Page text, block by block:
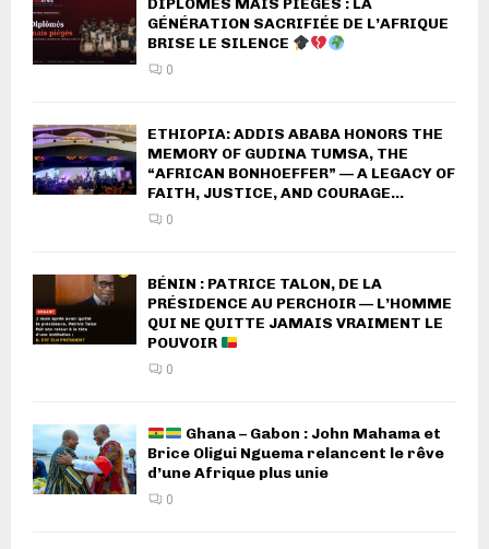
DIPLÔMÉS MAIS PIÉGÉS : LA
GÉNÉRATION SACRIFIÉE DE L’AFRIQUE
BRISE LE SILENCE
0
ETHIOPIA: ADDIS ABABA HONORS THE
MEMORY OF GUDINA TUMSA, THE
“AFRICAN BONHOEFFER” — A LEGACY OF
FAITH, JUSTICE, AND COURAGE...
0
BÉNIN : PATRICE TALON, DE LA
PRÉSIDENCE AU PERCHOIR — L’HOMME
QUI NE QUITTE JAMAIS VRAIMENT LE
POUVOIR
0
Ghana – Gabon : John Mahama et
Brice Oligui Nguema relancent le rêve
d’une Afrique plus unie
0